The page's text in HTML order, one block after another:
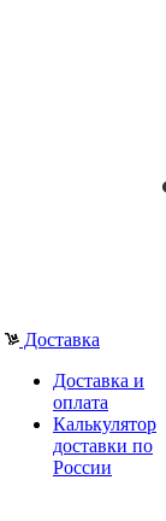
Доставка
Доставка и
оплата
Калькулятор
доставки по
России